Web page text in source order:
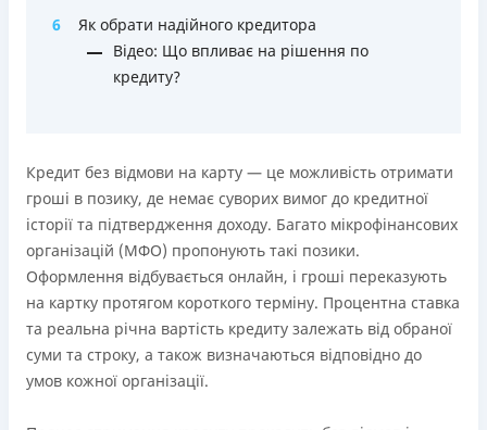
Вся інформація про кредит
6
Як обрати надійного кредитора
Відео: Що впливає на рішення по
кредиту?
Кредит без відмови на карту — це можливість отримати
гроші в позику, де немає суворих вимог до кредитної
історії та підтвердження доходу. Багато мікрофінансових
організацій (МФО) пропонують такі позики.
Оформлення відбувається онлайн, і гроші переказують
на картку протягом короткого терміну. Процентна ставка
та реальна річна вартість кредиту залежать від обраної
суми та строку, а також визначаються відповідно до
умов кожної організації.